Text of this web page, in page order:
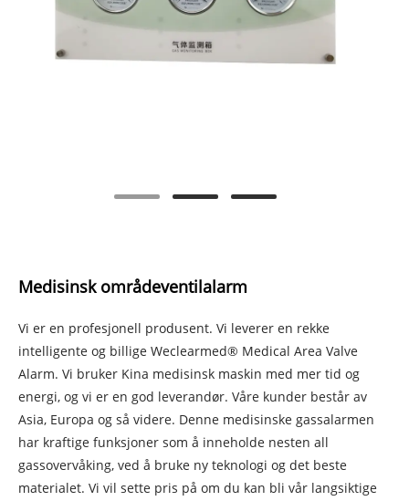
Medisinsk områdeventilalarm
Vi er en profesjonell produsent. Vi leverer en rekke
intelligente og billige Weclearmed® Medical Area Valve
Alarm. Vi bruker Kina medisinsk maskin med mer tid og
energi, og vi er en god leverandør. Våre kunder består av
Asia, Europa og så videre. Denne medisinske gassalarmen
har kraftige funksjoner som å inneholde nesten all
gassovervåking, ved å bruke ny teknologi og det beste
materialet. Vi vil sette pris på om du kan bli vår langsiktige